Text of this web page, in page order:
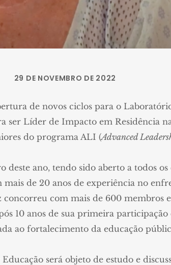
29 DE NOVEMBRO DE 2022
de novos ciclos para o
ser Líder de Impacto em Residência
do programa ALI (Advanced
deste ano, tendo sido aberto a todos
de 20 anos de experiência no
concorreu com mais de 600 membros
10 anos de sua primeira participação
ao fortalecimento da educação
será objeto de estudo e